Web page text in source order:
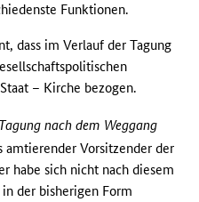
Funktionen.
dass im Verlauf der Tagung
– Kirche bezogen.
nach dem Weggang
amtierender Vorsitzender der
habe sich nicht nach diesem
der bisherigen Form